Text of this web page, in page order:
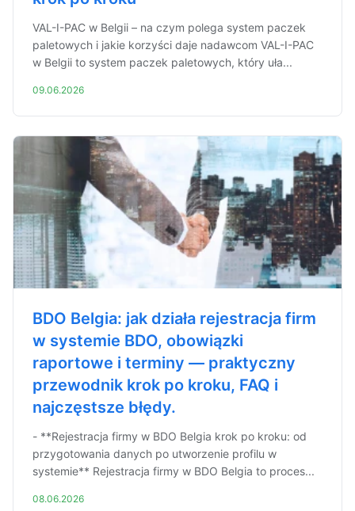
VAL-I-PAC w Belgii – na czym polega system paczek
paletowych i jakie korzyści daje nadawcom VAL-I-PAC
w Belgii to system paczek paletowych, który uła...
09.06.2026
BDO Belgia: jak działa rejestracja firm
w systemie BDO, obowiązki
raportowe i terminy — praktyczny
przewodnik krok po kroku, FAQ i
najczęstsze błędy.
- **Rejestracja firmy w BDO Belgia krok po kroku: od
przygotowania danych po utworzenie profilu w
systemie** Rejestracja firmy w BDO Belgia to proces...
08.06.2026